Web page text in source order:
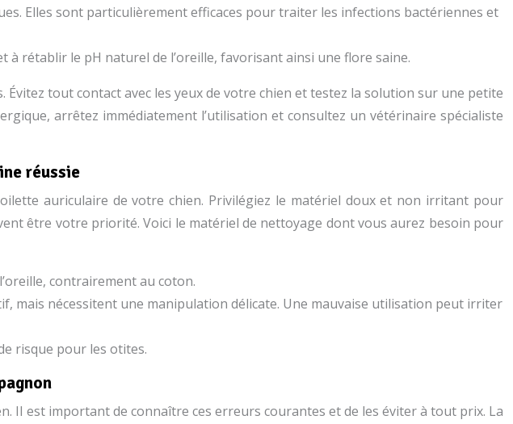
Elles sont particulièrement efficaces pour traiter les infections bactériennes et
à rétablir le pH naturel de l’oreille, favorisant ainsi une flore saine.
tout contact avec les yeux de votre chien et testez la solution sur une petite
arrêtez immédiatement l’utilisation et consultez un vétérinaire spécialiste
réussie
auriculaire de votre chien. Privilégiez le matériel doux et non irritant pour
être votre priorité. Voici le matériel de nettoyage dont vous aurez besoin pour
contrairement au coton.
mais nécessitent une manipulation délicate. Une mauvaise utilisation peut irriter
risque pour les otites.
Il est important de connaître ces erreurs courantes et de les éviter à tout prix. La